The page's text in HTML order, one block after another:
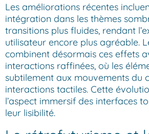
Les améliorations récentes
intégration dans les thèmes
transitions plus fluides, rendant
utilisateur encore plus agréable.
combinent désormais ces effets
interactions raffinées, où les
subtilement aux mouvements du
interactions tactiles. Cette
l’aspect immersif des interfaces
leur lisibilité.